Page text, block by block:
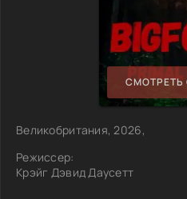
СМОТРЕТЬ
Великобритания, 2026,
Режиссер:
Крэйг Дэвид Даусетт